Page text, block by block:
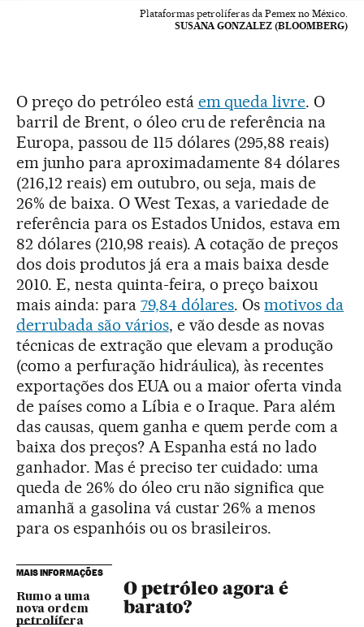
Plataformas petrolíferas da Pemex no México.
SUSANA GONZALEZ (BLOOMBERG)
O preço do petróleo está em queda livre. O
barril de Brent, o óleo cru de referência na
Europa, passou de 115 dólares (295,88 reais)
em junho para aproximadamente 84 dólares
(216,12 reais) em outubro, ou seja, mais de
26% de baixa. O West Texas, a variedade de
referência para os Estados Unidos, estava em
82 dólares (210,98 reais). A cotação de preços
dos dois produtos já era a mais baixa desde
2010. E, nesta quinta-feira, o preço baixou
mais ainda: para 79,84 dólares. Osmotivos da
derrubada são vários, e vão desde as novas
técnicas de extração que elevam a produção
(como a perfuração hidráulica), às recentes
exportações dos EUA ou a maior oferta vinda
de países como a Líbia e o Iraque. Para além
das causas, quem ganha e quem perde com a
baixa dos preços? A Espanha está no lado
ganhador. Mas é preciso ter cuidado: uma
queda de 26% do óleo cru não significa que
amanhã a gasolina vá custar 26% a menos
para os espanhóis ou os brasileiros.
MAIS INFORMAÇÕES
Rumo a uma
nova ordem
petrolífera
O petróleo agora é
barato?